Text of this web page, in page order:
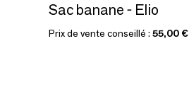
Sac banane - Elio
Prix de vente conseillé : 55,00 €